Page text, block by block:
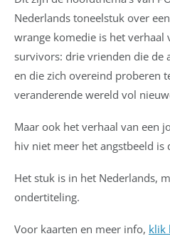
Nederlands toneelstuk over
wrange komedie is het verhaal
survivors: drie vrienden die de
en die zich overeind proberen
veranderende wereld vol
Maar ook het verhaal van een
hiv niet meer het angstbeeld is
Het stuk is in het Nederlands,
ondertiteling.
Voor kaarten en meer info, klik